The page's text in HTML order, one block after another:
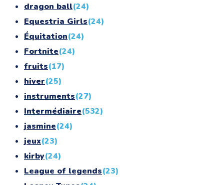
dragon ball(24)
Equestria Girls(24)
Équitation(24)
Fortnite(24)
fruits(17)
hiver(25)
instruments(27)
Intermédiaire(532)
jasmine(24)
jeux(23)
kirby(24)
League of legends(23)